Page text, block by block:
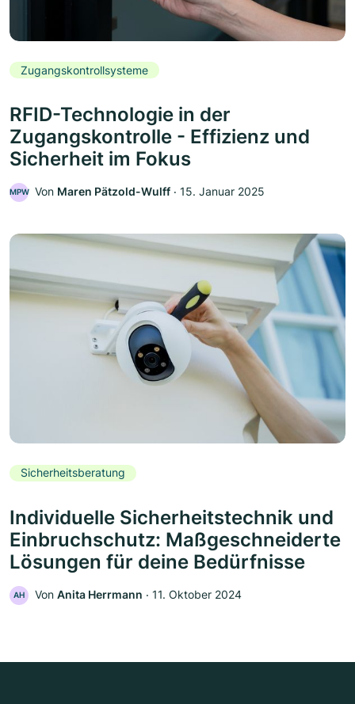
Zugangskontrollsysteme
RFID-Technologie in der
Zugangskontrolle - Effizienz und
Sicherheit im Fokus
MPW Von Maren Pätzold-Wulff ‧ 15. Januar 2025
Sicherheitsberatung
Individuelle Sicherheitstechnik und
Einbruchschutz: Maßgeschneiderte
Lösungen für deine Bedürfnisse
AH Von Anita Herrmann ‧ 11. Oktober 2024